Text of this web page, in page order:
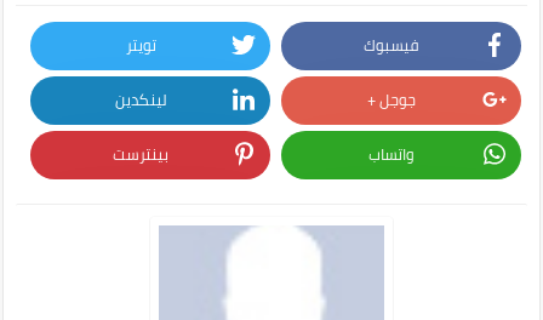
فيسبوك
تويتر
جوجل +
لينكدين
واتساب
بينترست